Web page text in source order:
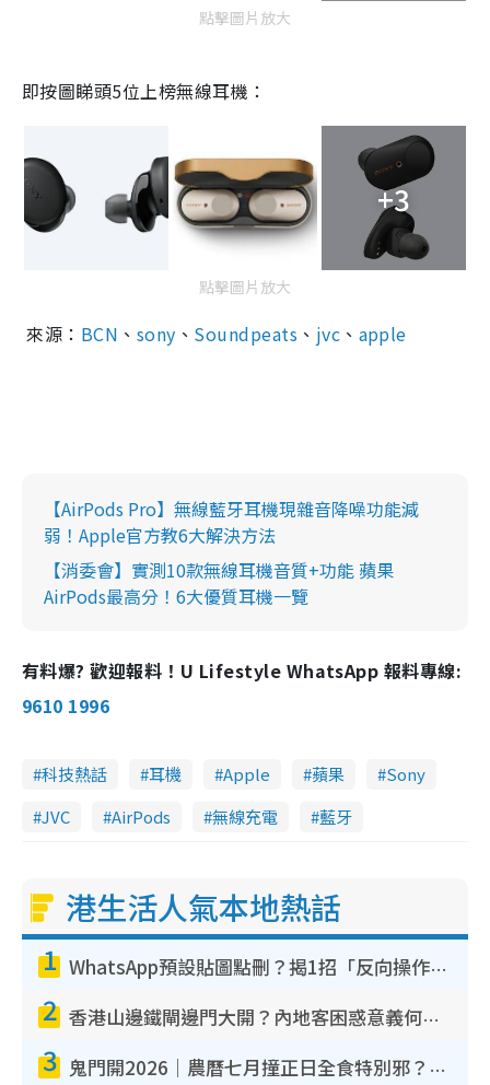
點擊圖片放大
即按圖睇頭5位上榜無線耳機：
+3
點擊圖片放大
來源： BCN 、 sony 、 Soundpeats 、 jvc 、 apple
【AirPods Pro】無線藍牙耳機現雜音降噪功能減
弱！Apple官方教6大解決方法
【消委會】實測10款無線耳機音質+功能 蘋果
AirPods最高分！6大優質耳機一覽
有料爆? 歡迎報料！U Lifestyle WhatsApp 報料專線:
9610 1996
科技熱話 耳機 Apple 蘋果
Sony
JVC
AirPods 無線充電 藍牙
港生活人氣本地熱話
1 WhatsApp預設貼圖點刪？揭1招「反向操作」還原簡潔介面 附3步實測教學
2 香港山邊鐵閘邊門大開？內地客困惑意義何在！網民神回覆：呢種叫法理性防禦
3 鬼門開2026｜農曆七月撞正日全食特別邪？專家警告切忌做一事！揭4大禁忌+2招保平安